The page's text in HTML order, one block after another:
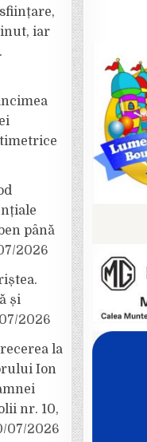
iar
până
2026
și
2026
la
Ion
nr. 10,
07/2026